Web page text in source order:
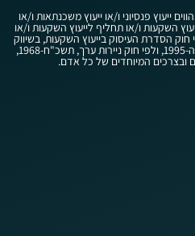
ייעוץ פנסיוני ו/או ייעוץ משכנתאות ו/או
ייעוץ השקעות ו/או תחליף לייעוץ השקעות ו/או
הסדרת העיסוק בייעוץ השקעות, בשיווק
השקעות ובניהול תיקי השקעות, תשנ"ה-1995, ולפי חוק ניירות ערך, תשכ"ח-1968,
ובצרכים המיוחדים של כל אדם.